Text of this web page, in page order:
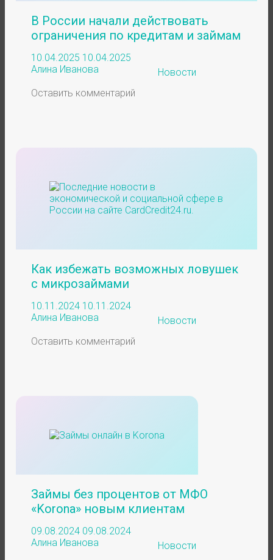
В России начали действовать
ограничения по кредитам и займам
10.04.2025 10.04.2025
Алина Иванова
Новости
Оставить комментарий
Как избежать возможных ловушек
с микрозаймами
10.11.2024 10.11.2024
Алина Иванова
Новости
Оставить комментарий
Займы без процентов от МФО
«Korona» новым клиентам
09.08.2024 09.08.2024
Алина Иванова
Новости